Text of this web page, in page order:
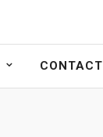
CONTACT